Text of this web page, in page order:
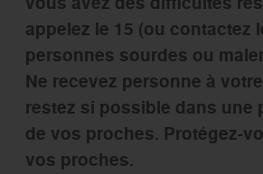
appelez le 15 (ou contactez
personnes sourdes ou
Ne recevez personne à
restez si possible dans une
de vos proches. Protégez-
vos proches.